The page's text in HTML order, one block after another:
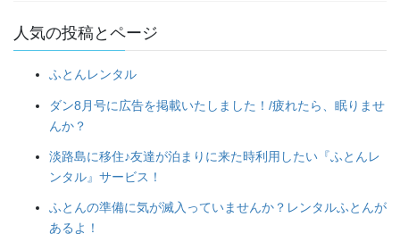
人気の投稿とページ
ふとんレンタル
ダン8月号に広告を掲載いたしました！/疲れたら、眠りませ
んか？
淡路島に移住♪友達が泊まりに来た時利用したい『ふとんレ
ンタル』サービス！
ふとんの準備に気が滅入っていませんか？レンタルふとんが
あるよ！